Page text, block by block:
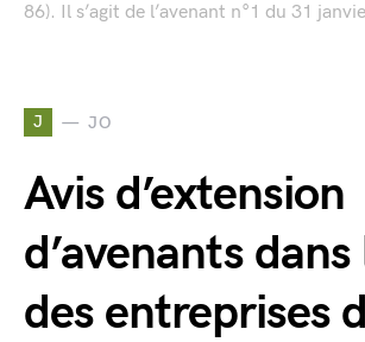
86). Il s’agit de l’avenant n°1 du 31
J JO
Avis d’extension
d’avenants
des entreprises